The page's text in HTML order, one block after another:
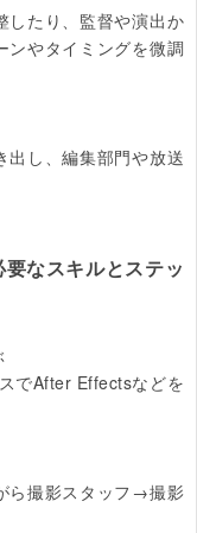
したり、監督や演出か
ンやタイミングを微調
出し、編集部門や放送
なスキルとステッ
でAfter Effectsなどを
ら撮影スタッフ→撮影